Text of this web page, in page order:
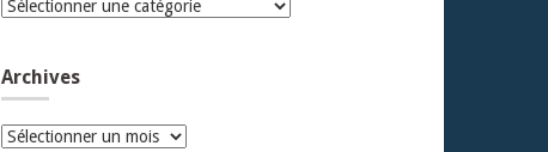
Catégories
Archives
Archives